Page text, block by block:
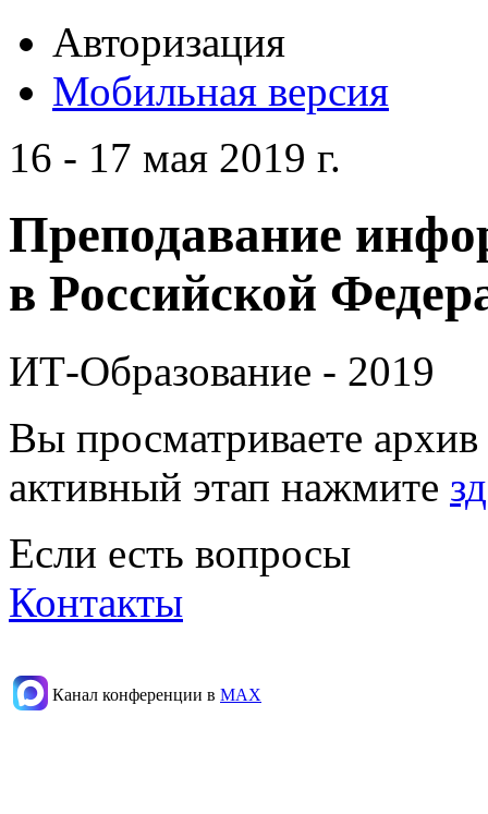
Авторизация
Мобильная версия
16 - 17 мая 2019 г.
Преподавание
в Российской
ИТ-Образование - 2019
Вы просматриваете
активный этап нажмите
Если есть вопросы
Контакты
Канал конференции в МАХ